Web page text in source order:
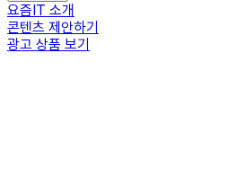
요즘IT 소개
콘텐츠 제안하기
광고 상품 보기